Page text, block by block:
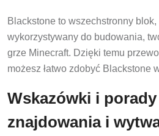
Blackstone to wszechstronny
wykorzystywany do budowania,
grze Minecraft. Dzięki temu
możesz łatwo zdobyć Blackstone
Wskazówki i
znajdowania i